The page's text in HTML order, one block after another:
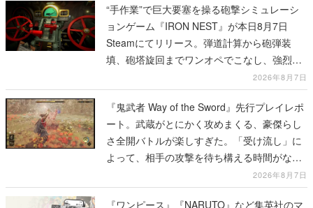
“手作業”で巨大要塞を操る砲撃シミュレーシ
ョンゲーム『IRON NEST』が本日8月7日
Steamにてリリース。弾道計算から砲弾装
填、砲塔旋回までワンオペでこなし、強烈な
一撃をブチかませるロマンある作品2026年8月7日
『鬼武者 Way of the Sword』先行プレイレポ
ート。武蔵がとにかく攻めまくる、豪傑らし
さ全開バトルが楽しすぎた。「受け流し」に
よって、相手の攻撃を待ち構える時間がなく
2026年8月7日
『ワンピース』『NARUTO』など集英社のマ